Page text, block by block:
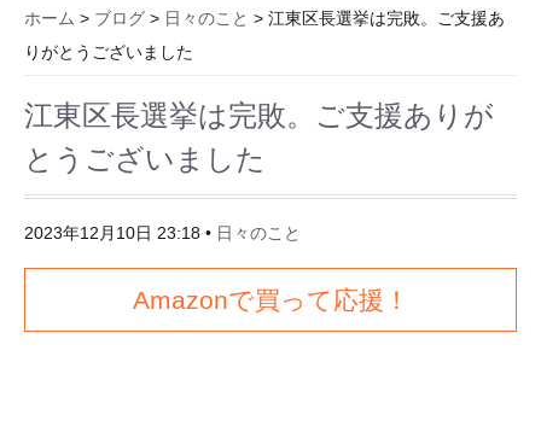
ホーム > ブログ > 日々のこと > 江東区長選挙は完敗。ご支援あ
りがとうございました
江東区長選挙は完敗。ご支援ありが
とうございました
2023年12月10日 23:18 • 日々のこと
Amazonで買って応援！